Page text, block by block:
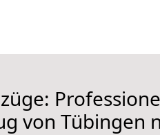
von Tübingen